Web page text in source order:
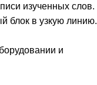
изученных слов.
блок в узкую линию.
и